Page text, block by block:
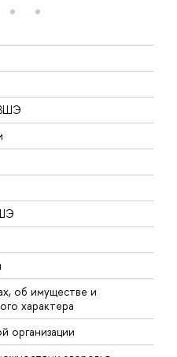
об имуществе и
характера
организации